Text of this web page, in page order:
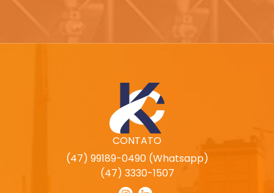
CONTATO
(47) 99189-0490 (Whatsapp)
(47) 3330-1507